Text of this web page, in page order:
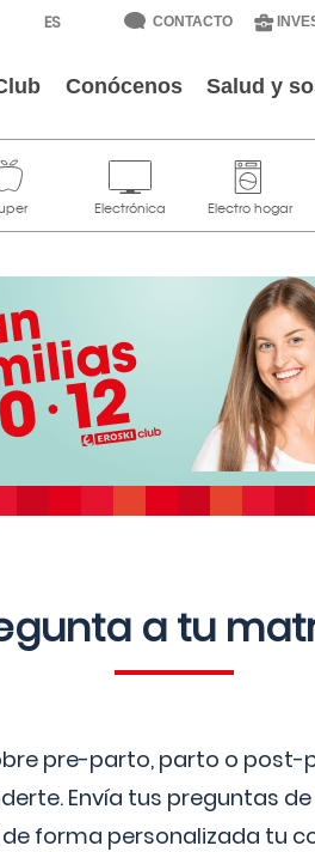
CONTACTO
Conócenos Salud y
a tu
pre-parto, parto o
Envía tus preguntas
forma personalizada tu